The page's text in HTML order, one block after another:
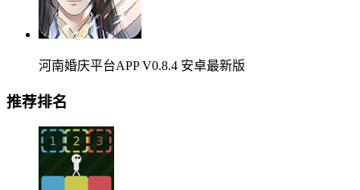
河南婚庆平台APP V0.8.4 安卓最新版
推荐排名